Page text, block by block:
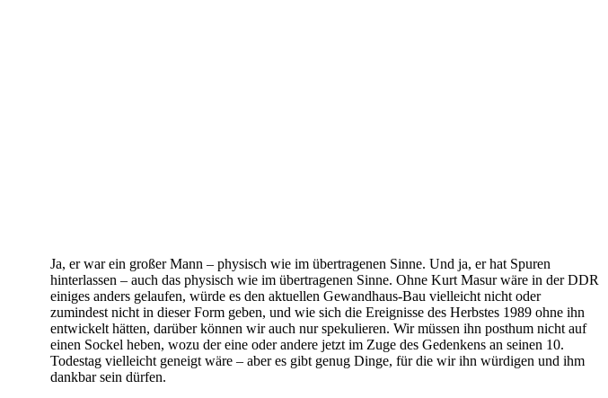
Ja, er war ein großer Mann – physisch wie im übertragenen Sinne. Und ja, er hat Spuren
hinterlassen – auch das physisch wie im übertragenen Sinne. Ohne Kurt Masur wäre in der DDR
einiges anders gelaufen, würde es den aktuellen Gewandhaus-Bau vielleicht nicht oder
zumindest nicht in dieser Form geben, und wie sich die Ereignisse des Herbstes 1989 ohne ihn
entwickelt hätten, darüber können wir auch nur spekulieren. Wir müssen ihn posthum nicht auf
einen Sockel heben, wozu der eine oder andere jetzt im Zuge des Gedenkens an seinen 10.
Todestag vielleicht geneigt wäre – aber es gibt genug Dinge, für die wir ihn würdigen und ihm
dankbar sein dürfen.